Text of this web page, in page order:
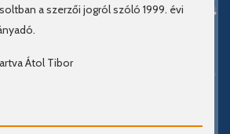
a szerzői jogról szóló 1999. évi
Átol Tibor